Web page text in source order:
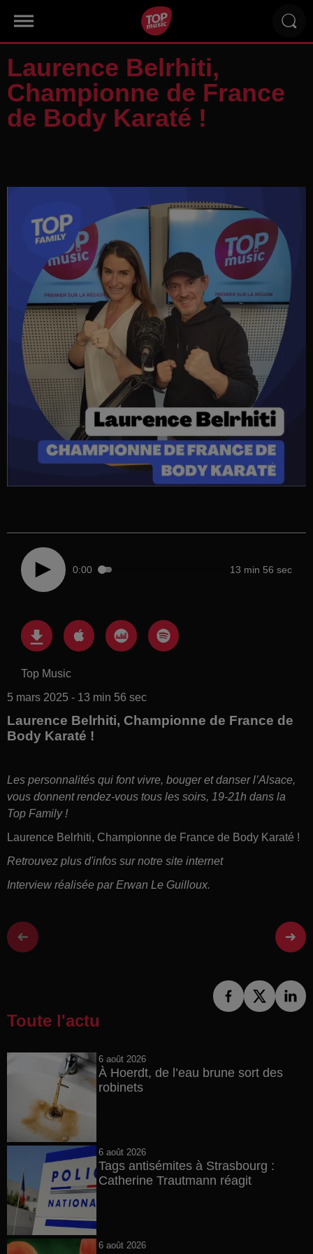
Laurence Belrhiti,
Championne de France
de Body Karaté !
0:00 13 min 56 sec
Top Music
5 mars 2025 - 13 min 56 sec
Laurence Belrhiti, Championne de France de
Body Karaté !
Les personnalités qui font vivre, bouger et danser l’Alsace,
vous donnent rendez-vous tous les soirs, 19-21h dans la
Top Family !
Laurence Belrhiti, Championne de France de Body Karaté !
Retrouvez plus d'infos sur notre site internet
Interview réalisée par Erwan Le Guilloux.
Toute l'actu
6 août 2026
À Hoerdt, de l’eau brune sort des
robinets
6 août 2026
Tags antisémites à Strasbourg :
Catherine Trautmann réagit
6 août 2026